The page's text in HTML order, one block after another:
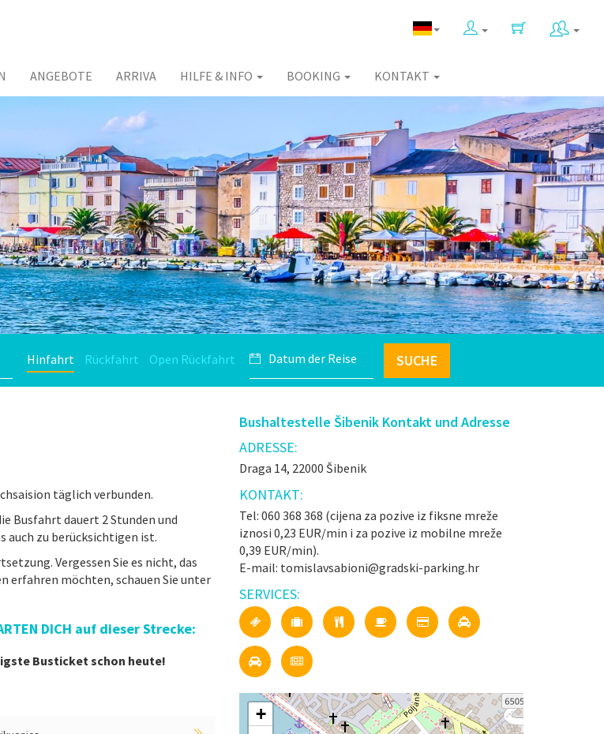
ANGEBOTE ARRIVA HILFE & INFO BOOKING KONTAKT
Hinfahrt Rückfahrt Open Rückfahrt SUCHE
täglich verbunden.
Busfahrt dauert 2 Stunden und
auch zu berücksichtigen ist.
Vergessen Sie es nicht, das
erfahren möchten, schauen Sie unter
DICH auf dieser Strecke:
Busticket schon heute!
Bushaltestelle Šibenik Kontakt und Adresse
ADRESSE:
Draga 14, 22000 Šibenik
KONTAKT:
Tel: 060 368 368 (cijena za pozive iz fiksne mreže
iznosi 0,23 EUR/min i za pozive iz mobilne mreže
0,39 EUR/min).
E-mail: tomislavsabioni@gradski-parking.hr
SERVICES:
+